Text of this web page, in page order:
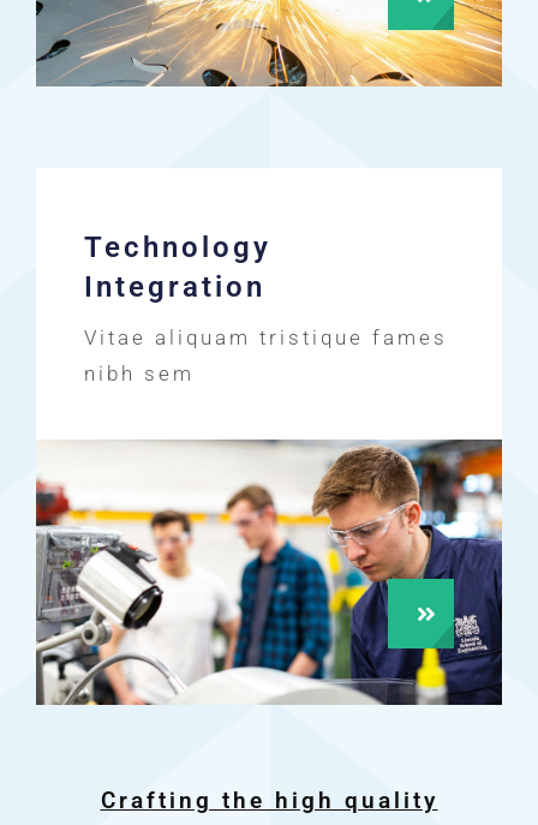
Technology
Integration
Vitae aliquam tristique fames
nibh sem
Crafting the high quality